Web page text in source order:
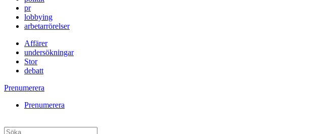
pr
lobbying
arbetarrörelser
Affärer
undersökningar
Stor
debatt
Prenumerera
Prenumerera